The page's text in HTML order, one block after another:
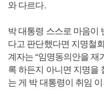
와 다르다.
박 대통령 스스로 마음이
다고 판단했다면 지명철
계자는 “임명동의안을
록 하든지 아니면 지명을
는 게 박 대통령이 취임